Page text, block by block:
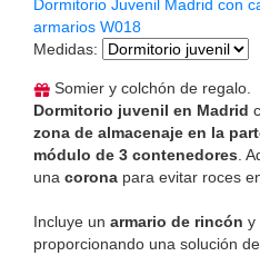
Dormitorio Juvenil Madrid con
armarios W018
Medidas:
Somier y colchón de regalo.
Dormitorio juvenil en Madrid
zona de almacenaje en la
módulo de 3 contenedores .
una corona para evitar roces
Incluye un armario de rincón y
proporcionando una solución